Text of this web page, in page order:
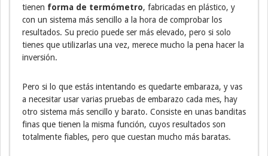
tienen forma de termómetro, fabricadas en plástico, y
con un sistema más sencillo a la hora de comprobar los
resultados. Su precio puede ser más elevado, pero si solo
tienes que utilizarlas una vez, merece mucho la pena hacer la
inversión.
Pero si lo que estás intentando es quedarte embaraza, y vas
a necesitar usar varias pruebas de embarazo cada mes, hay
otro sistema más sencillo y barato. Consiste en unas banditas
finas que tienen la misma función, cuyos resultados son
totalmente fiables, pero que cuestan mucho más baratas.